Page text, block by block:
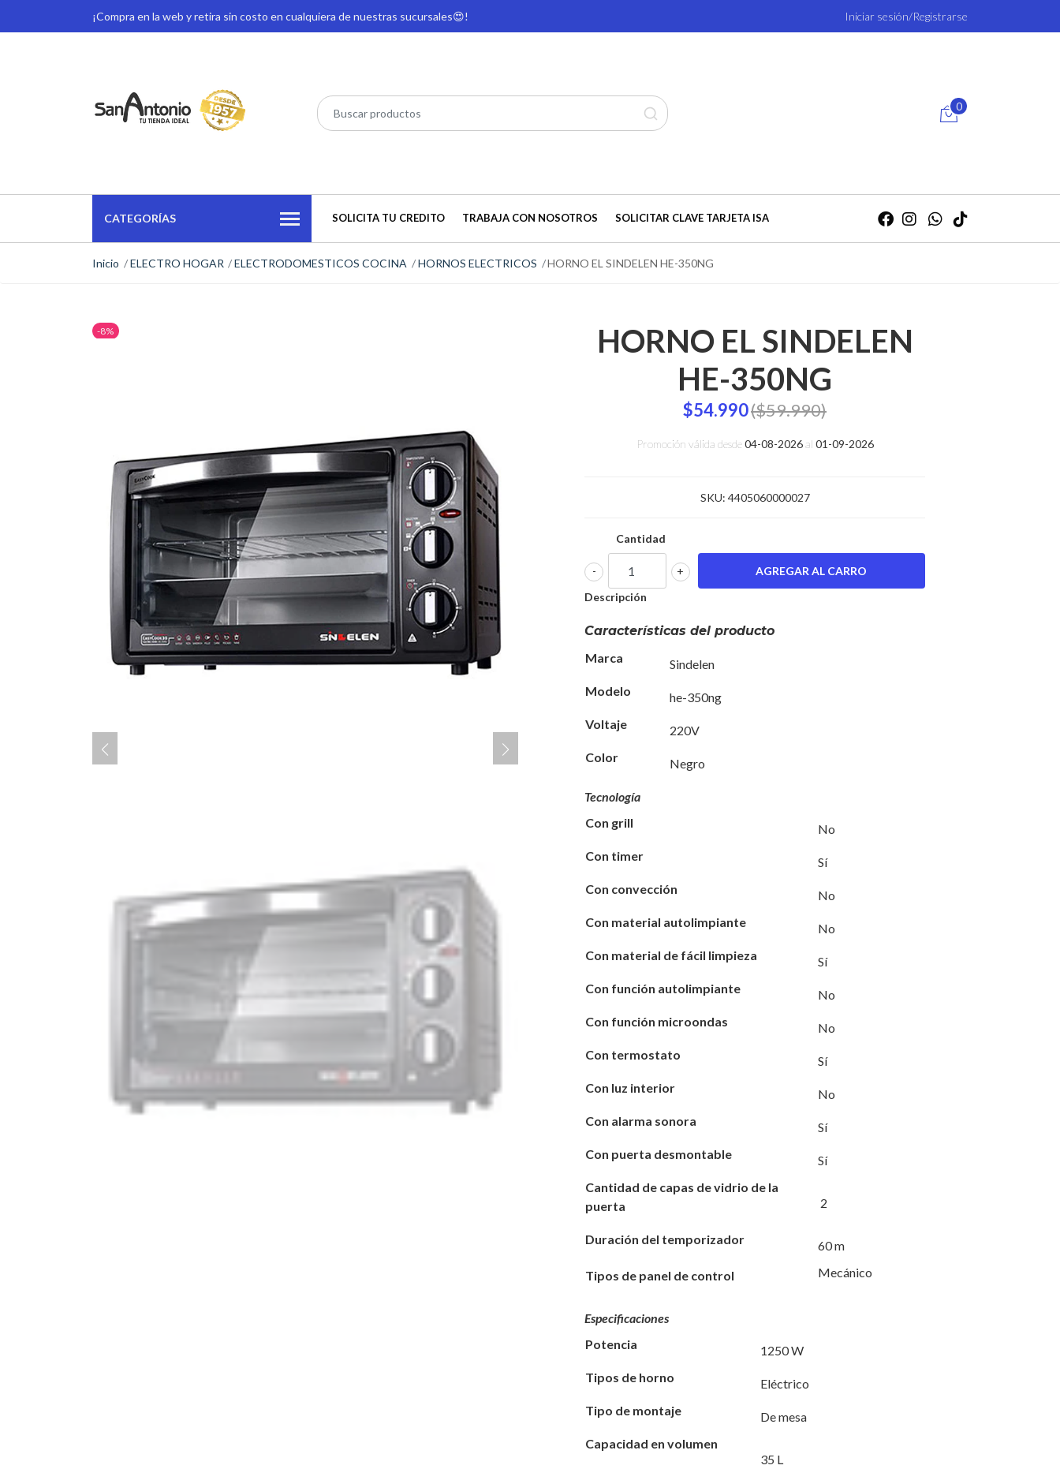
¡Compra en la web y retira sin costo en cualquiera de nuestras sucursales😍! Iniciar sesión/Registrarse
0
CATEGORÍAS SOLICITA TU CREDITO TRABAJA CON NOSOTROS SOLICITAR CLAVE TARJETA ISA
Inicio ELECTRO HOGAR ELECTRODOMESTICOS COCINA HORNOS ELECTRICOS HORNO EL SINDELEN HE-350NG
-8%
HORNO EL SINDELEN
HE-350NG
$54.990($59.990)
Promoción válida desde04-08-2026al 01-09-2026
SKU: 4405060000027
Cantidad
+
-
Descripción
Características del producto
Marca
Sindelen
Modelo
he-350ng
Voltaje
220V
Color
Negro
Tecnología
Con grill
No
Con timer
Sí
Con convección
No
Con material autolimpiante
No
Con material de fácil limpieza
Sí
Con función autolimpiante
No
Con función microondas
No
Con termostato
Sí
Con luz interior
No
Con alarma sonora
Sí
Con puerta desmontable
Sí
Cantidad de capas de vidrio de la
puerta
2
Duración del temporizador
60 m
Tipos de panel de control
Mecánico
Especificaciones
Potencia
1250 W
Tipos de horno
Eléctrico
Tipo de montaje
De mesa
Capacidad en volumen
35 L